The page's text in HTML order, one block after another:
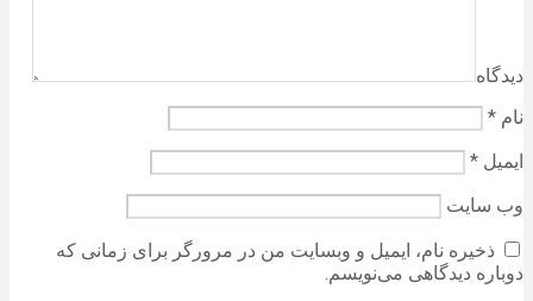
دیدگاه
نام *
ایمیل *
وب‌ سایت
ذخیره نام، ایمیل و وبسایت من در مرورگر برای زمانی که
دوباره دیدگاهی می‌نویسم.